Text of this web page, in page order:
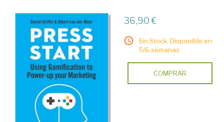
36,90 €
Sin Stock. Disponible en
5/6 semanas.
COMPRAR